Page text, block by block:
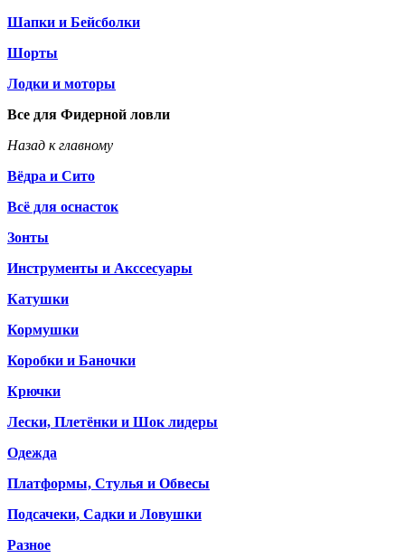
Шапки и Бейсболки
Шорты
Лодки и моторы
Все для Фидерной ловли
Назад к главному
Вёдра и Сито
Всё для оснасток
Зонты
Инструменты и Акссесуары
Катушки
Кормушки
Коробки и Баночки
Крючки
Лески, Плетёнки и Шок лидеры
Одежда
Платформы, Стулья и Обвесы
Подсачеки, Садки и Ловушки
Разное